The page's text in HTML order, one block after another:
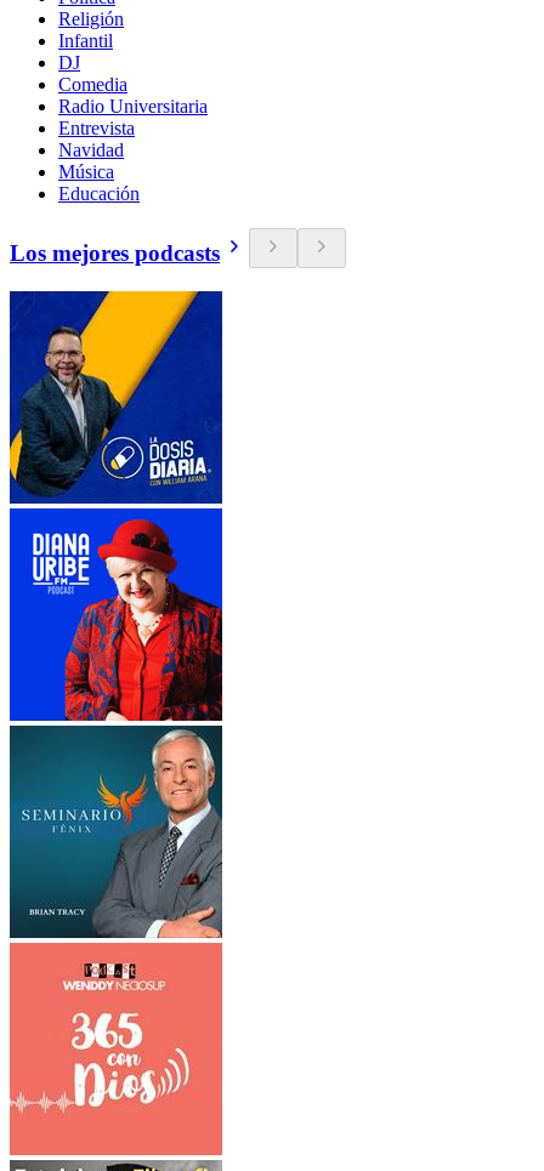
Religión
Infantil
DJ
Comedia
Radio Universitaria
Entrevista
Navidad
Música
Educación
Los mejores podcasts